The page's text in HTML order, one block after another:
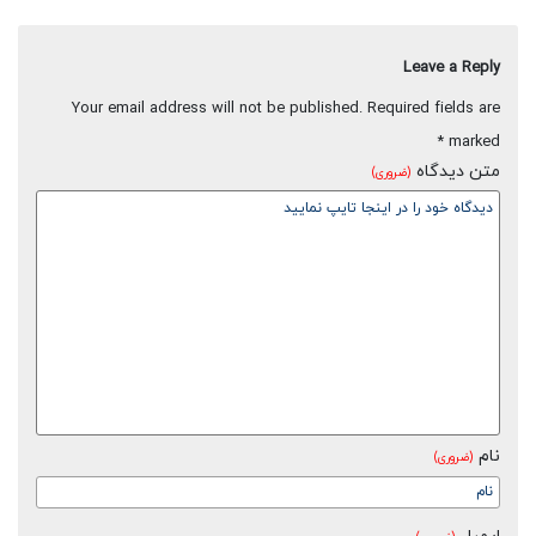
Leave a Reply
Your email address will not be published. Required fields are
marked
*
متن دیدگاه (ضروری)
نام (ضروری)